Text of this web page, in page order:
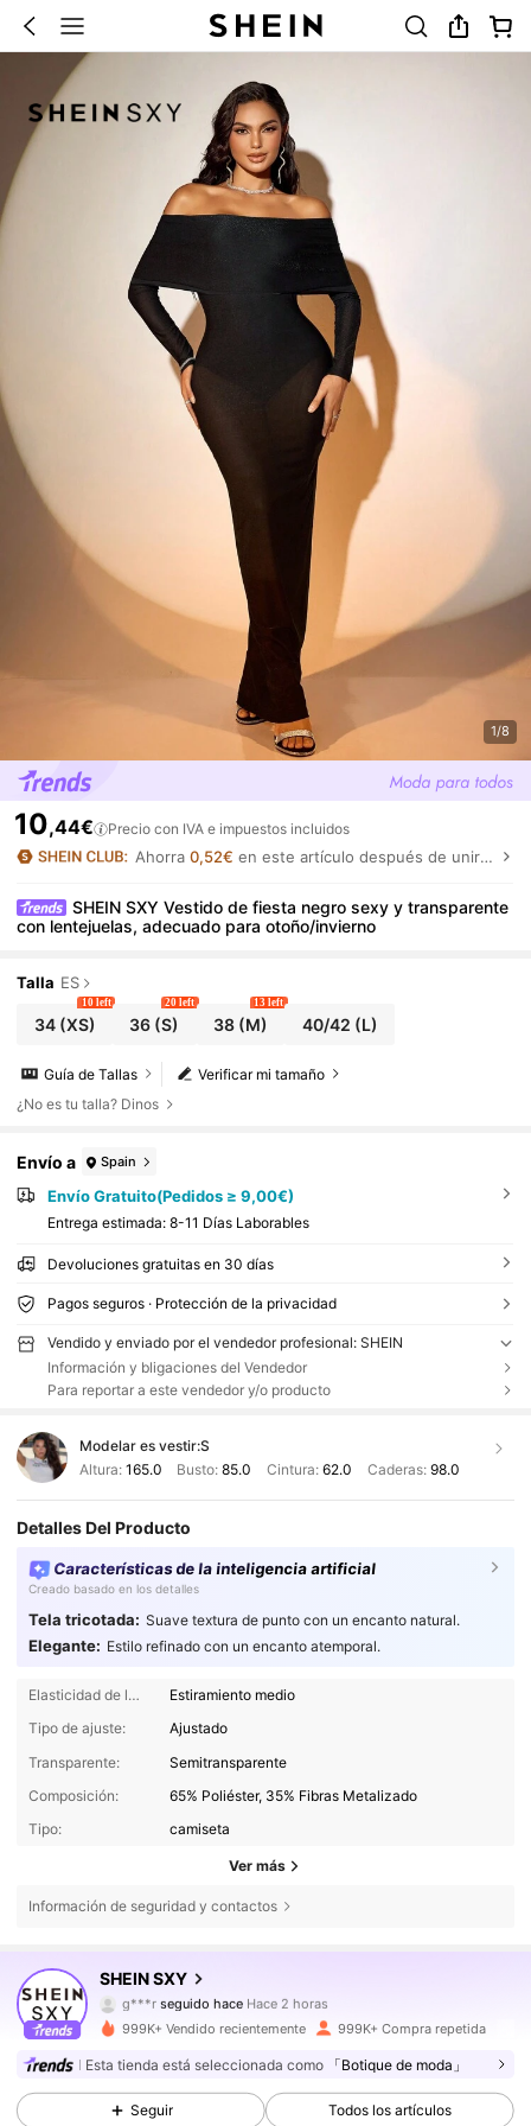
1/8
10,44€ Precio con IVA e impuestos incluidos
Ahorra 0,52€ en este artículo después de unirte.
SHEIN SXY Vestido de fiesta negro sexy y transparente
con lentejuelas, adecuado para otoño/invierno
Talla ES
34(XS)
10 left
36 (S)
20 left
38(M)
13 left
40/42 (L)
Verificar mi tamaño
Guía de Tallas
¿No es tu talla? Dinos
Envío a Spain
Envío Gratuito(Pedidos ≥ 9,00€)
Entrega estimada: 8-11 Días Laborables
Devoluciones gratuitas en 30 días
Pagos seguros · Protección de la privacidad
Vendido y enviado por el vendedor profesional: SHEIN
Información y bligaciones del Vendedor
Para reportar a este vendedor y/o producto
Modelar es vestir:S
Altura: 165.0 Busto:85.0 Cintura: 62.0 Caderas: 98.0
Detalles Del Producto
Características de la inteligencia artificial
Creado basado en los detalles
Tela tricotada: Suave textura de punto con un encanto natural.
Elegante: Estilo refinado con un encanto atemporal.
Elasticidad de la tela:
Estiramiento medio
Tipo de ajuste:
Ajustado
Transparente:
Semitransparente
Composición:
65% Poliéster, 35% Fibras Metalizado
Tipo:
camiseta
Ver más
Información de seguridad y contactos
SHEIN SXY
g***rseguido hace
d***2 está navegando
4,86
1.4M Seguidores
4,86 1.4M Seguidores
999K+ Vendido recientemente 999K+ Compra repetida
Esta tienda está seleccionada como 「Botique de moda」
Seguir Todos los artículos